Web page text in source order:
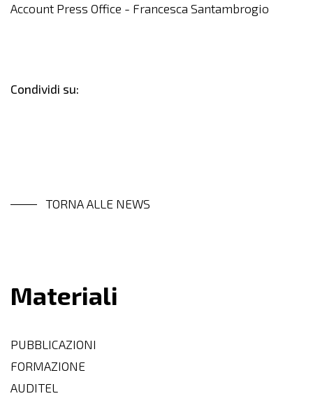
Account Press Office - Francesca Santambrogio
Condividi su:
TORNA ALLE NEWS
Materiali
PUBBLICAZIONI
FORMAZIONE
AUDITEL